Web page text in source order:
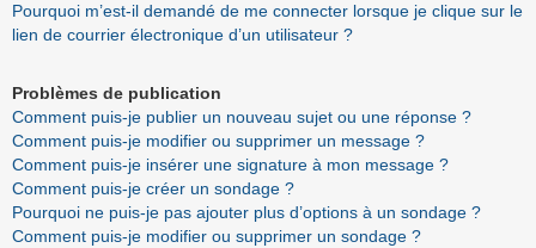
Pourquoi m’est-il demandé de me connecter lorsque je clique sur le
lien de courrier électronique d’un utilisateur ?
Problèmes de publication
Comment puis-je publier un nouveau sujet ou une réponse ?
Comment puis-je modifier ou supprimer un message ?
Comment puis-je insérer une signature à mon message ?
Comment puis-je créer un sondage ?
Pourquoi ne puis-je pas ajouter plus d’options à un sondage ?
Comment puis-je modifier ou supprimer un sondage ?